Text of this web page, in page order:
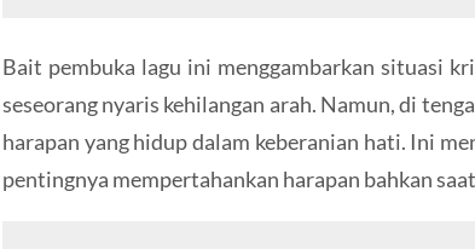
Bait pembuka lagu ini menggambarkan situasi
seseorang nyaris kehilangan arah. Namun, di
harapan yang hidup dalam keberanian hati. Ini
pentingnya mempertahankan harapan bahkan